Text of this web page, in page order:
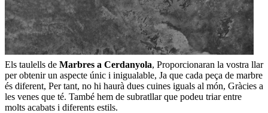
Els taulells de Marbres a Cerdanyola, Proporcionaran la vostra llar
per obtenir un aspecte únic i inigualable, Ja que cada peça de marbre
és diferent, Per tant, no hi haurà dues cuines iguals al món, Gràcies a
les venes que té. També hem de subratllar que podeu triar entre
molts acabats i diferents estils.